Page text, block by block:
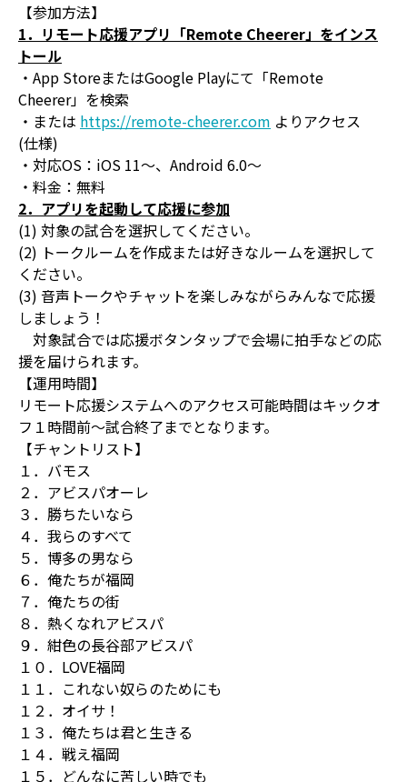
【参加方法】
1．リモート応援アプリ「Remote Cheerer」をインス
トール
・App StoreまたはGoogle Playにて「Remote
Cheerer」を検索
・または https://remote-cheerer.com よりアクセス
(仕様)
・対応OS：iOS 11～、Android 6.0～
・料金：無料
2．アプリを起動して応援に参加
(1) 対象の試合を選択してください。
(2) トークルームを作成または好きなルームを選択して
ください。
(3) 音声トークやチャットを楽しみながらみんなで応援
しましょう！
対象試合では応援ボタンタップで会場に拍手などの応
援を届けられます。
【運用時間】
リモート応援システムへのアクセス可能時間はキックオ
フ１時間前～試合終了までとなります。
【チャントリスト】
１．バモス
２．アビスパオーレ
３．勝ちたいなら
４．我らのすべて
５．博多の男なら
６．俺たちが福岡
７．俺たちの街
８．熱くなれアビスパ
９．紺色の長谷部アビスパ
１０．LOVE福岡
１１．これない奴らのためにも
１２．オイサ！
１３．俺たちは君と生きる
１４．戦え福岡
１５．どんなに苦しい時でも